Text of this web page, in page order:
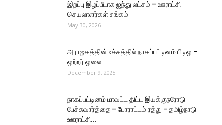
இறப்பு இழப்பீடாக ஐந்து லட்சம் – ஊராட்சி
செயலாளர்கள் சங்கம்
May 30, 2026
அராஜகத்தின் உச்சத்தில் நாகப்பட்டினம் பிடிஓ –
ஒற்றர் ஓலை
December 9, 2025
நாகப்பட்டினம் மாவட்ட திட்ட இயக்குநரோடு
பேச்சுவார்த்தை – போராட்டம் ரத்து – தமிழ்நாடு
ஊராட்சி...